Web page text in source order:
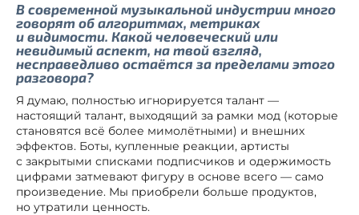
В современной музыкальной индустрии много
говорят об алгоритмах, метриках
и видимости. Какой человеческий или
невидимый аспект, на твой взгляд,
несправедливо остаётся за пределами этого
разговора?
Я думаю, полностью игнорируется талант —
настоящий талант, выходящий за рамки мод (которые
становятся всё более мимолётными) и внешних
эффектов. Боты, купленные реакции, артисты
с закрытыми списками подписчиков и одержимость
цифрами затмевают фигуру в основе всего — само
произведение. Мы приобрели больше продуктов,
но утратили ценность.